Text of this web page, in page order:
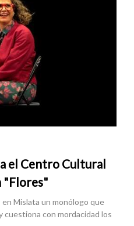
el Centro Cultural
"Flores"
Mislata un monólogo que
cuestiona con mordacidad los